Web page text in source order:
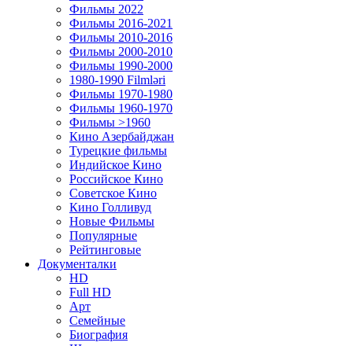
Фильмы 2022
Фильмы 2016-2021
Фильмы 2010-2016
Фильмы 2000-2010
Фильмы 1990-2000
1980-1990 Filmləri
Фильмы 1970-1980
Фильмы 1960-1970
Фильмы >1960
Кино Азербайджан
Турецкие фильмы
Индийское Кино
Российское Кино
Советское Кино
Кино Голливуд
Новые Фильмы
Популярные
Рейтинговые
Документалки
HD
Full HD
Арт
Семейные
Биография